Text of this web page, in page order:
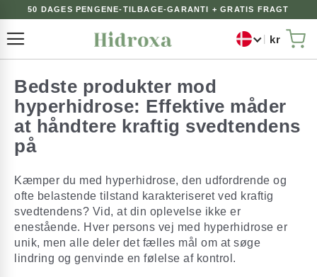
50 DAGES PENGENE-TILBAGE-GARANTI + GRATIS FRAGT
kr
Min
Bedste produkter mod
hyperhidrose: Effektive måder
at håndtere kraftig svedtendens
på
Kæmper du med hyperhidrose, den udfordrende og
ofte belastende tilstand karakteriseret ved kraftig
svedtendens? Vid, at din oplevelse ikke er
enestående. Hver persons vej med hyperhidrose er
unik, men alle deler det fælles mål om at søge
lindring og genvinde en følelse af kontrol.